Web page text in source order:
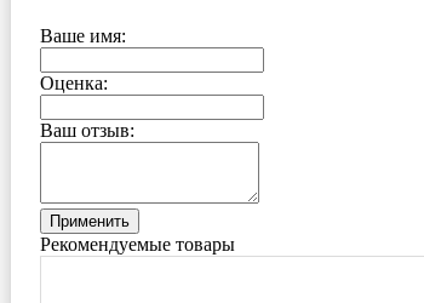
Ваше имя:
Оценка:
Ваш отзыв:
Применить
Рекомендуемые товары